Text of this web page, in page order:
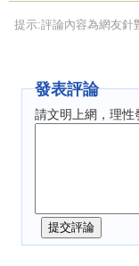
形變可以回覆，而
6．彈性回覆率
(四)纖維的吸濕
紡織纖維在空氣
提示:評論內容為網友針
發表評論
請文明上網，理性